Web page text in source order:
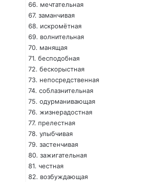
66. мечтательная
67. заманчивая
68. искромётная
69. волнительная
70. манящая
71. бесподобная
72. бескорыстная
73. непосредственная
74. соблазнительная
75. одурманивающая
76. жизнерадостная
77. прелестная
78. улыбчивая
79. застенчивая
80. зажигательная
81. честная
82. возбуждающая